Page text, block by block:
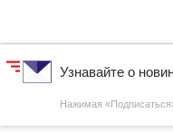
Узнавайте о
Нажимая